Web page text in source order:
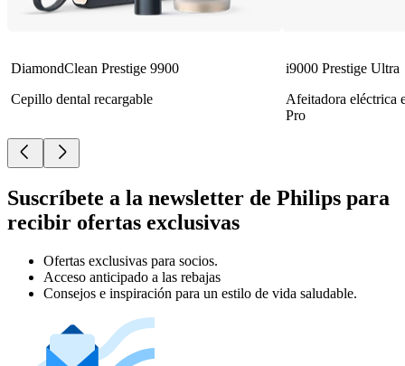
DiamondClean Prestige 9900
Cepillo dental recargable
i9000 Prestige Ultra
Afeitadora eléctrica
Pro
Suscríbete a la newsletter de Philips para
recibir ofertas exclusivas
Ofertas exclusivas para socios.
Acceso anticipado a las rebajas
Consejos e inspiración para un estilo de vida saludable.